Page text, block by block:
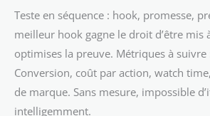
Teste en séquence : hook, promesse,
meilleur hook gagne le droit d’être mis
optimises la preuve. Métriques à suivre
Conversion, coût par action, watch
de marque. Sans mesure, impossible
intelligemment.